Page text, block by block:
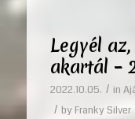
Legyél
akartál –
2022.10.05. / in
/ byFranky Silver